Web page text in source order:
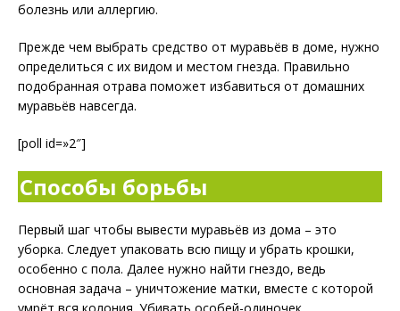
болезнь или аллергию.
Прежде чем выбрать средство от муравьёв в доме, нужно
определиться с их видом и местом гнезда. Правильно
подобранная отрава поможет избавиться от домашних
муравьёв навсегда.
[poll id=»2″]
Способы борьбы
Первый шаг чтобы вывести муравьёв из дома – это
уборка. Следует упаковать всю пищу и убрать крошки,
особенно с пола. Далее нужно найти гнездо, ведь
основная задача – уничтожение матки, вместе с которой